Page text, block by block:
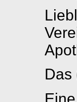
Das